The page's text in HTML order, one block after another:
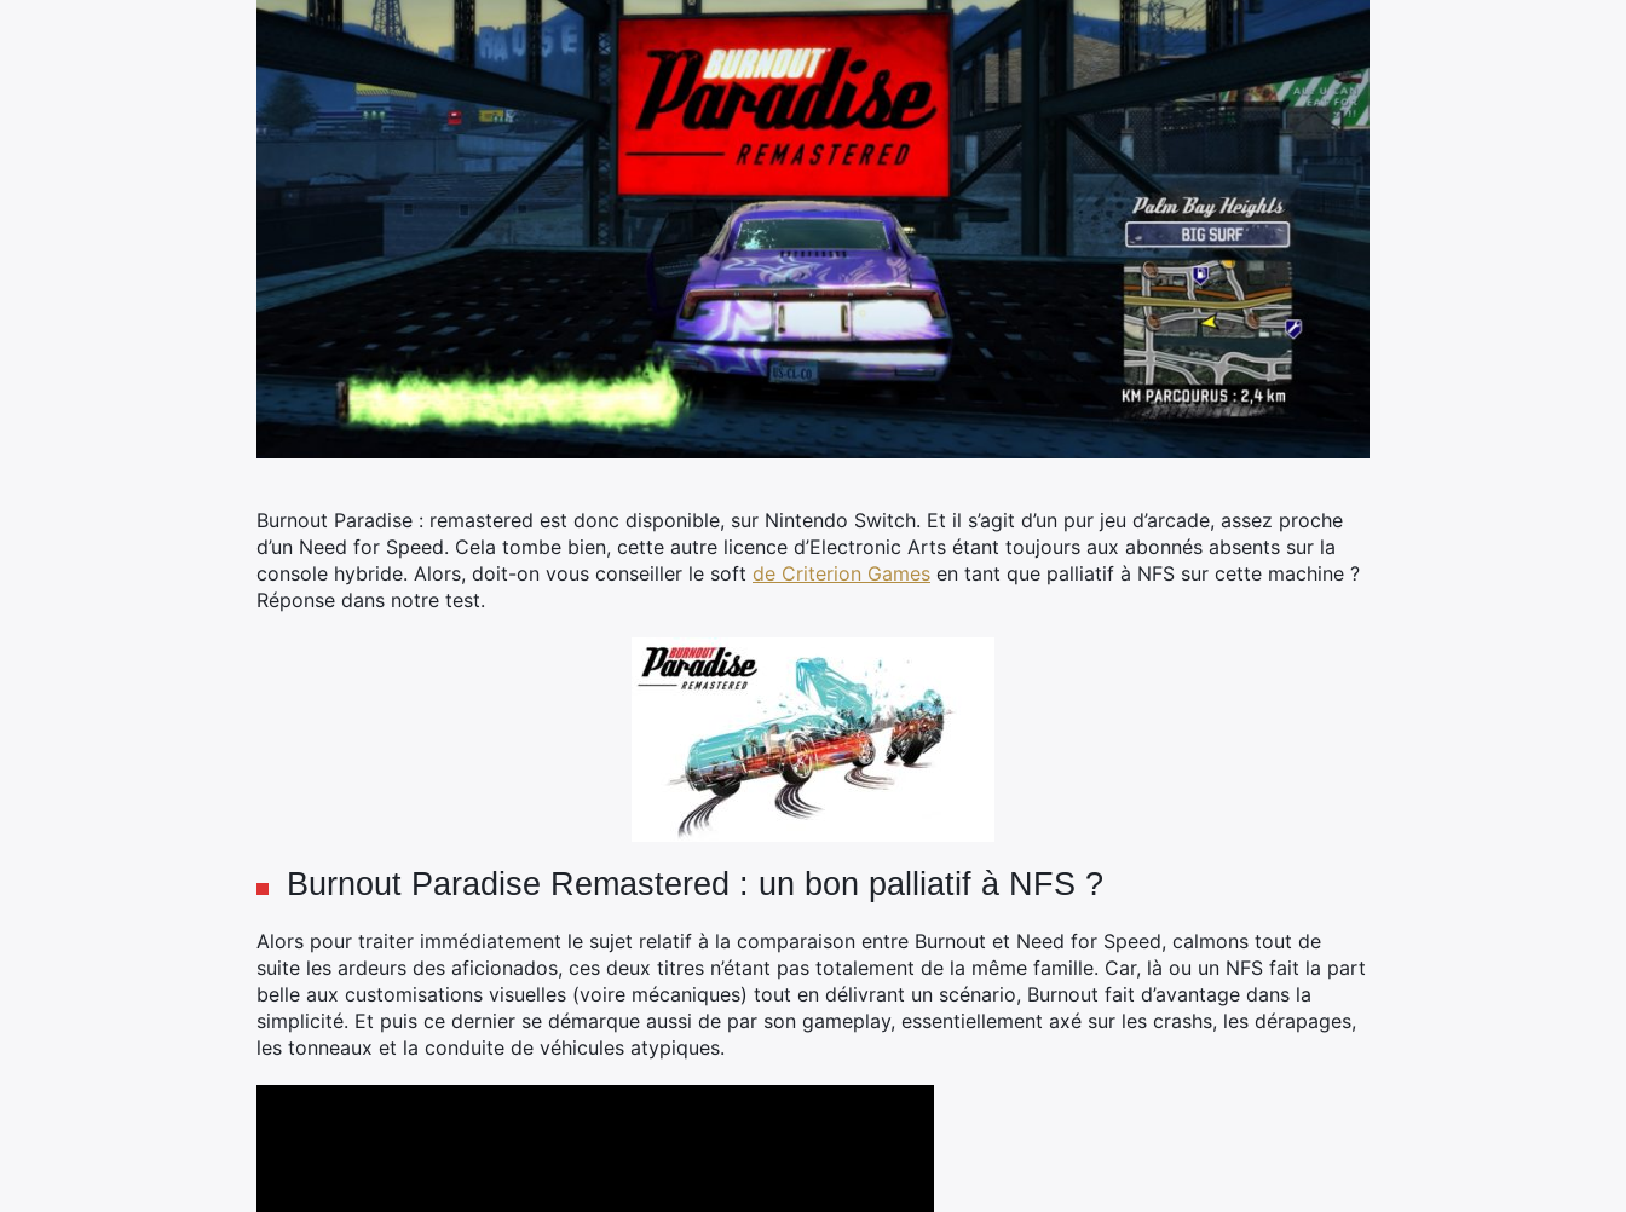
Burnout Paradise : remastered est donc disponible, sur Nintendo Switch. Et il s’agit d’un pur jeu d’arcade, assez proche
d’un Need for Speed. Cela tombe bien, cette autre licence d’Electronic Arts étant toujours aux abonnés absents sur la
console hybride. Alors, doit-on vous conseiller le soft de Criterion Games en tant que palliatif à NFS sur cette machine ?
Réponse dans notre test.
Burnout Paradise Remastered : un bon palliatif à NFS ?
Alors pour traiter immédiatement le sujet relatif à la comparaison entre Burnout et Need for Speed, calmons tout de
suite les ardeurs des aficionados, ces deux titres n’étant pas totalement de la même famille. Car, là ou un NFS fait la part
belle aux customisations visuelles (voire mécaniques) tout en délivrant un scénario, Burnout fait d’avantage dans la
simplicité. Et puis ce dernier se démarque aussi de par son gameplay, essentiellement axé sur les crashs, les dérapages,
les tonneaux et la conduite de véhicules atypiques.